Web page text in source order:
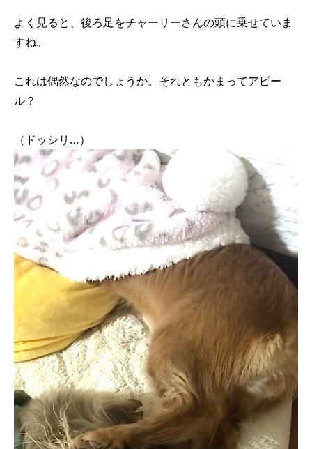
よく見ると、後ろ足をチャーリーさんの頭に乗せていま
すね。
これは偶然なのでしょうか。それともかまってアピー
ル？
（ドッシリ…）